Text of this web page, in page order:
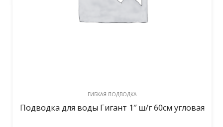
ГИБКАЯ ПОДВОДКА
Подводка для воды Гигант 1″ ш/г 60см угловая